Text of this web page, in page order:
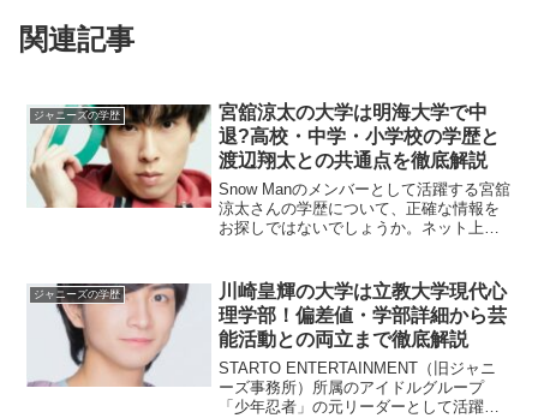
関連記事
ジャニーズの学歴
宮舘涼太の大学は明海大学で中
退?高校・中学・小学校の学歴と
渡辺翔太との共通点を徹底解説
Snow Manのメンバーとして活躍する宮舘
涼太さんの学歴について、正確な情報を
お探しではないでしょうか。ネット上で
断に迷う方も多いはずです。本記事では
宮舘涼太さんの出...
ジャニーズの学歴
川崎皇輝の大学は立教大学現代心
理学部！偏差値・学部詳細から芸
能活動との両立まで徹底解説
STARTO ENTERTAINMENT（旧ジャニ
ーズ事務所）所属のアイドルグループ
「少年忍者」の元リーダーとして活躍し